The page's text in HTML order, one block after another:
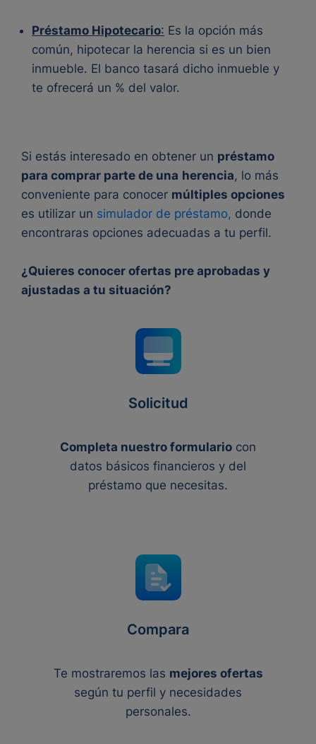
Préstamo Hipotecario: Es la opción más
común, hipotecar la herencia si es un bien
inmueble. El banco tasará dicho inmueble y
te ofrecerá un % del valor.
Si estás interesado en obtener un préstamo
para comprar parte de una herencia, lo más
conveniente para conocer múltiples opciones
es utilizar un simulador de préstamo, donde
encontraras opciones adecuadas a tu perfil.
¿Quieres conocer ofertas pre aprobadas y
ajustadas a tu situación?
Solicitud
Completa nuestro formulario con
datos básicos financieros y del
préstamo que necesitas.
Compara
Te mostraremos las mejores ofertas
según tu perfil y necesidades
personales.